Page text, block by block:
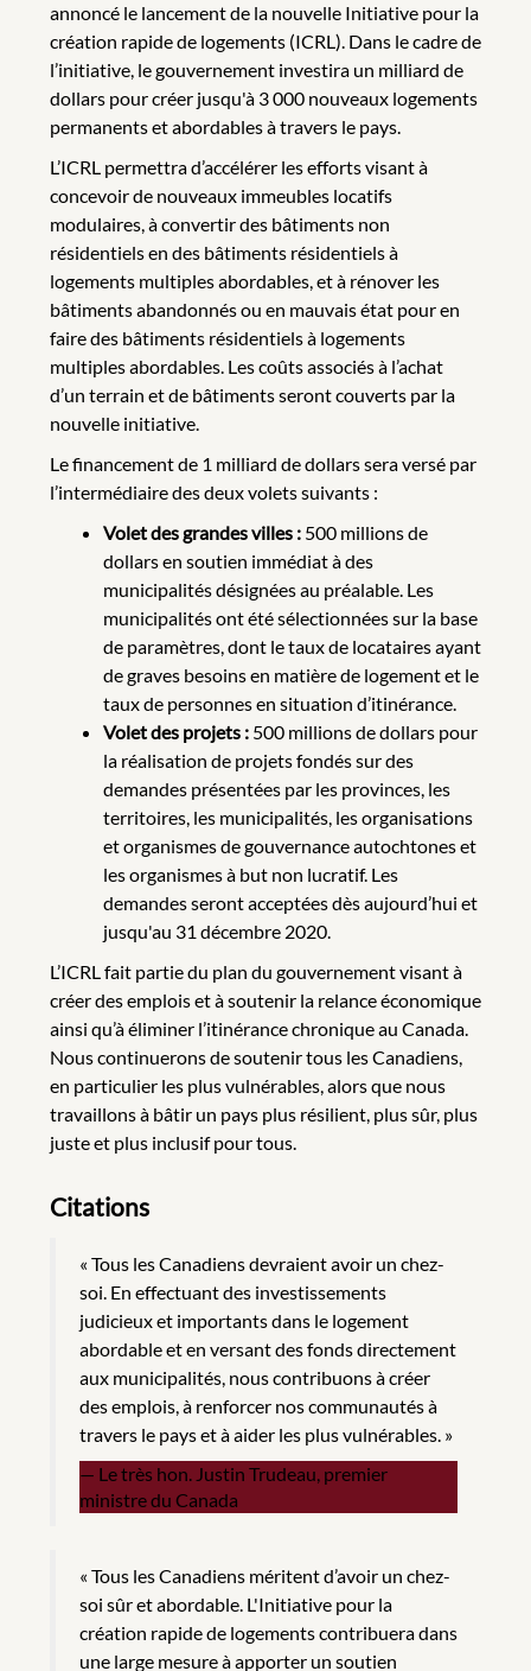
annoncé le lancement de la nouvelle Initiative pour la
création rapide de logements (ICRL). Dans le cadre de
l’initiative, le gouvernement investira un milliard de
dollars pour créer jusqu'à 3 000 nouveaux logements
permanents et abordables à travers le pays.
L’ICRL permettra d’accélérer les efforts visant à
concevoir de nouveaux immeubles locatifs
modulaires, à convertir des bâtiments non
résidentiels en des bâtiments résidentiels à
logements multiples abordables, et à rénover les
bâtiments abandonnés ou en mauvais état pour en
faire des bâtiments résidentiels à logements
multiples abordables. Les coûts associés à l’achat
d’un terrain et de bâtiments seront couverts par la
nouvelle initiative.
Le financement de 1 milliard de dollars sera versé par
l’intermédiaire des deux volets suivants :
Volet des grandes villes : 500 millions de
dollars en soutien immédiat à des
municipalités désignées au préalable. Les
municipalités ont été sélectionnées sur la base
de paramètres, dont le taux de locataires ayant
de graves besoins en matière de logement et le
taux de personnes en situation d’itinérance.
Volet des projets : 500 millions de dollars pour
la réalisation de projets fondés sur des
demandes présentées par les provinces, les
territoires, les municipalités, les organisations
et organismes de gouvernance autochtones et
les organismes à but non lucratif. Les
demandes seront acceptées dès aujourd’hui et
jusqu'au 31 décembre 2020.
L’ICRL fait partie du plan du gouvernement visant à
créer des emplois et à soutenir la relance économique
ainsi qu’à éliminer l’itinérance chronique au Canada.
Nous continuerons de soutenir tous les Canadiens,
en particulier les plus vulnérables, alors que nous
travaillons à bâtir un pays plus résilient, plus sûr, plus
juste et plus inclusif pour tous.
Citations
« Tous les Canadiens devraient avoir un chez-
soi. En effectuant des investissements
judicieux et importants dans le logement
abordable et en versant des fonds directement
aux municipalités, nous contribuons à créer
des emplois, à renforcer nos communautés à
travers le pays et à aider les plus vulnérables. »
Le très hon. Justin Trudeau, premier
ministre du Canada
« Tous les Canadiens méritent d’avoir un chez-
soi sûr et abordable. L'Initiative pour la
création rapide de logements contribuera dans
une large mesure à apporter un soutien